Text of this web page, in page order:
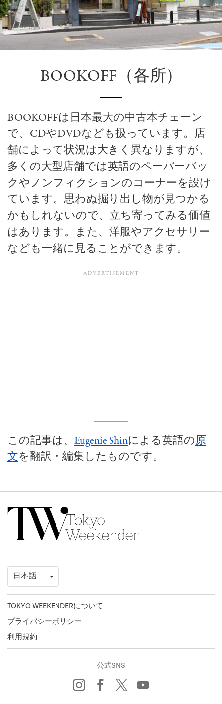
BOOKOFF（各所）
BOOKOFFは日本最大の中古本チェーン
で、CDやDVDなども扱っています。店
舗によって状況は大きく異なりますが、
多くの大型店舗では英語のペーパーバッ
クやノンフィクションのコーナーを設け
ています。思わぬ掘り出し物が見つかる
かもしれないので、立ち寄ってみる価値
はあります。また、洋服やアクセサリー
なども一緒に見ることができます。
この記事は、 Eugenie Shinによる英語の原
文を翻訳・編集したものです。
TOKYO WEEKENDERについて
プライバシーポリシー
利用規約
公式SNS